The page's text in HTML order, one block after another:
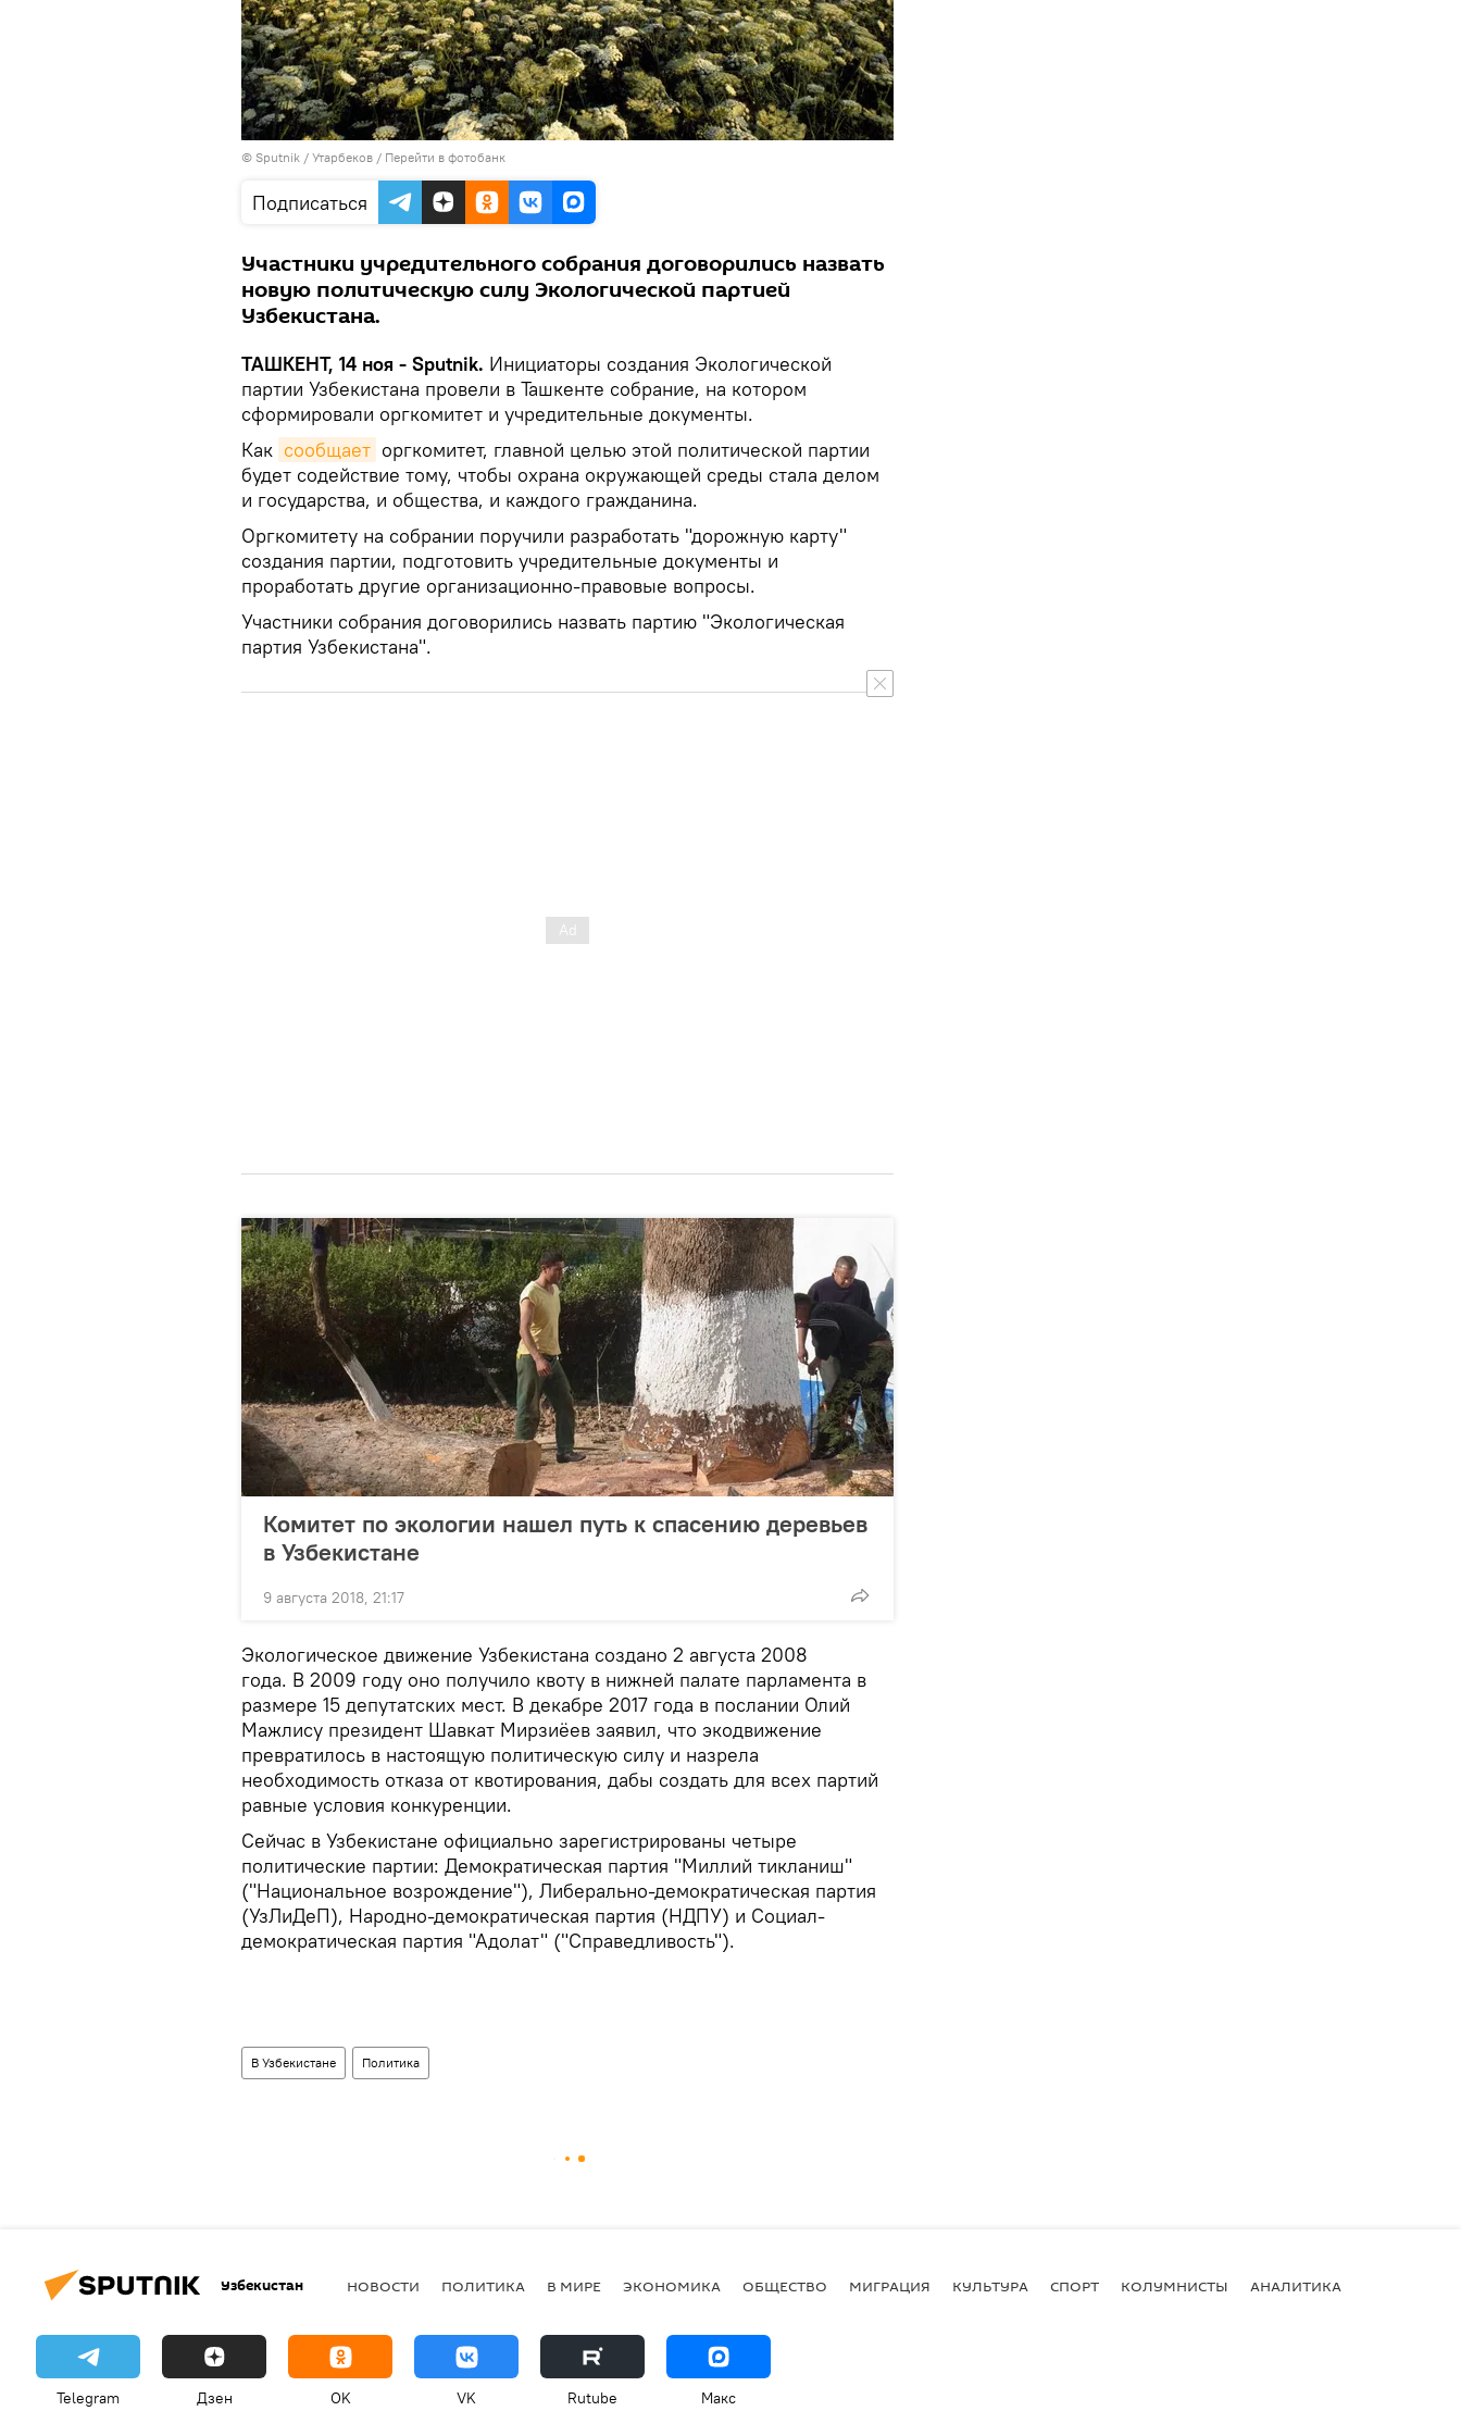
© Sputnik / Утарбеков / Перейти в фотобанк
Подписаться
Участники учредительного собрания договорились назвать
новую политическую силу Экологической партией
Узбекистана.
ТАШКЕНТ, 14 ноя - Sputnik. Инициаторы создания Экологической
партии Узбекистана провели в Ташкенте собрание, на котором
сформировали оргкомитет и учредительные документы.
Как сообщает оргкомитет, главной целью этой политической партии
будет содействие тому, чтобы охрана окружающей среды стала делом
и государства, и общества, и каждого гражданина.
Оргкомитету на собрании поручили разработать "дорожную карту"
создания партии, подготовить учредительные документы и
проработать другие организационно-правовые вопросы.
Участники собрания договорились назвать партию "Экологическая
партия Узбекистана".
Комитет по экологии нашел путь к спасению деревьев
в Узбекистане
9 августа 2018, 21:17
Экологическое движение Узбекистана создано 2 августа 2008
года. В 2009 году оно получило квоту в нижней палате парламента в
размере 15 депутатских мест. В декабре 2017 года в послании Олий
Мажлису президент Шавкат Мирзиёев заявил, что экодвижение
превратилось в настоящую политическую силу и назрела
необходимость отказа от квотирования, дабы создать для всех партий
равные условия конкуренции.
Сейчас в Узбекистане официально зарегистрированы четыре
политические партии: Демократическая партия "Миллий тикланиш"
("Национальное возрождение"), Либерально-демократическая партия
(УзЛиДеП), Народно-демократическая партия (НДПУ) и Социал-
демократическая партия "Адолат" ("Справедливость").
В Узбекистане Политика
Узбекистан НОВОСТИ ПОЛИТИКА В МИРЕ ЭКОНОМИКА ОБЩЕСТВО МИГРАЦИЯ КУЛЬТУРА СПОРТ КОЛУМНИСТЫ АНАЛИТИКА
Telegram Дзен OK VK Rutube Макс